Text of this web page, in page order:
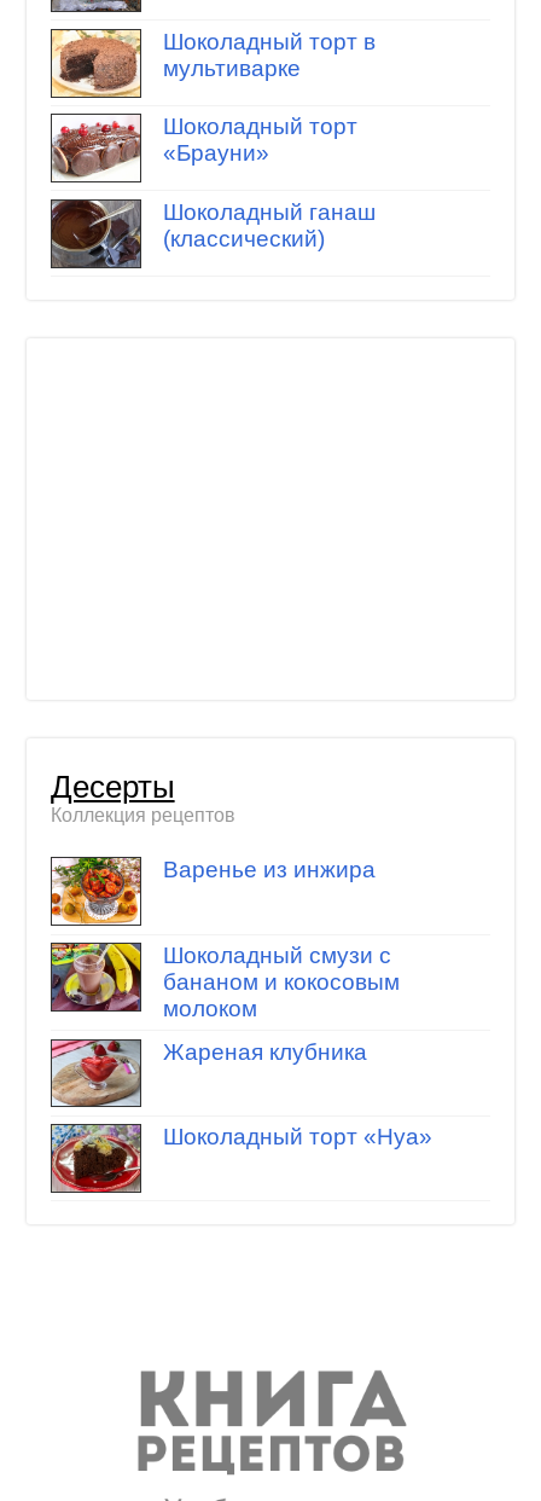
Шоколадный торт в
мультиварке
Шоколадный торт
«Брауни»
Шоколадный ганаш
(классический)
Десерты
Коллекция рецептов
Варенье из инжира
Шоколадный смузи с
бананом и кокосовым
молоком
Жареная клубника
Шоколадный торт «Нуа»